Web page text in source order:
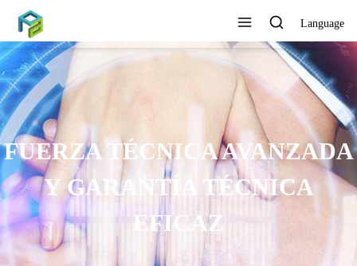
Language
FUERZA TÉCNICA AVANZADA
Y GARANTÍA TÉCNICA
EFICAZ